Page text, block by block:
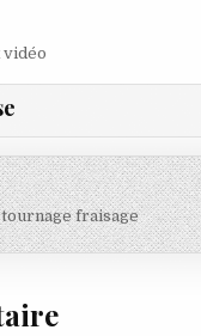
vidéo
tournage fraisage